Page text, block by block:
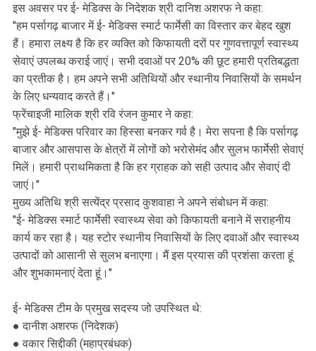
इस अवसर पर ई- मेडिक्स के निदेशक श्री दानिश अशरफ ने कहा:
"हम पर्सागढ़ बाजार में ई- मेडिक्स स्मार्ट फार्मेसी का विस्तार कर बेहद खुश
हैं। हमारा लक्ष्य है कि हर व्यक्ति को किफायती दरों पर गुणवत्तापूर्ण स्वास्थ्य
सेवाएं उपलब्ध कराई जाएं। सभी दवाओं पर 20% की छूट हमारी प्रतिबद्धता
का प्रतीक है। हम अपने सभी अतिथियों और स्थानीय निवासियों के समर्थन
के लिए धन्यवाद करते हैं।"
फ्रेंचाइजी मालिक श्री रवि रंजन कुमार ने कहा:
"मुझे ई- मेडिक्स परिवार का हिस्सा बनकर गर्व है। मेरा सपना है कि पर्सागढ़
बाजार और आसपास के क्षेत्रों में लोगों को भरोसेमंद और सुलभ फार्मेसी सेवाएं
मिलें। हमारी प्राथमिकता है कि हर ग्राहक को सही उत्पाद और सेवाएं दी
जाएं।"
मुख्य अतिथि श्री सत्येंद्र प्रसाद कुशवाहा ने अपने संबोधन में कहा:
"ई- मेडिक्स स्मार्ट फार्मेसी स्वास्थ्य सेवा को किफायती बनाने में सराहनीय
कार्य कर रहा है। यह स्टोर स्थानीय निवासियों के लिए दवाओं और स्वास्थ्य
उत्पादों को आसानी से सुलभ बनाएगा। मैं इस प्रयास की प्रशंसा करता हूं
और शुभकामनाएं देता हूं।"
ई- मेडिक्स टीम के प्रमुख सदस्य जो उपस्थित थे:
● दानीश अशरफ (निदेशक)
● वकार सिद्दीकी (महाप्रबंधक)